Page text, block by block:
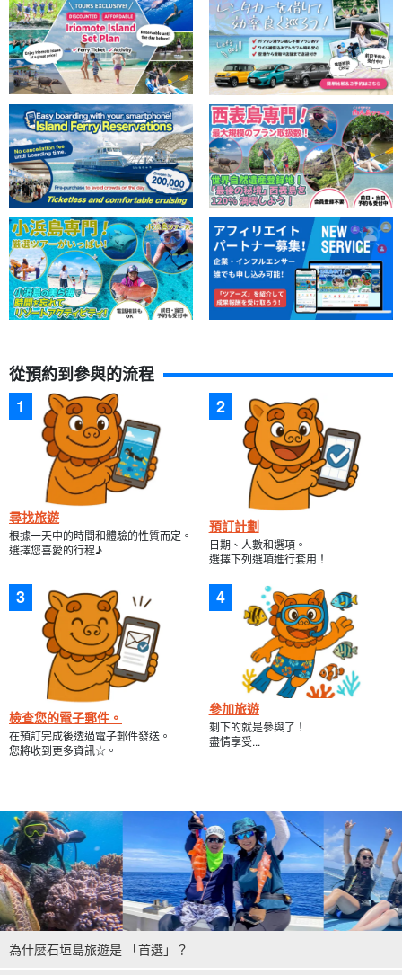
從預約到參與的流程
尋找旅遊
根據一天中的時間和體驗的性質而定。
選擇您喜愛的行程♪
預訂計劃
日期、人數和選項。
選擇下列選項進行套用！
檢查您的電子郵件。
在預訂完成後透過電子郵件發送。
您將收到更多資訊☆。
參加旅遊
剩下的就是參與了！
盡情享受...
為什麼石垣島旅遊是 「首選」？